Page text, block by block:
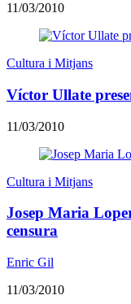
11/03/2010
Cultura i Mitjans
Víctor Ullate
11/03/2010
Cultura i Mitjans
Josep Maria
censura
Enric Gil
11/03/2010